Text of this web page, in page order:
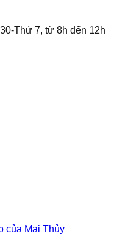
Thứ 7, từ 8h đến 12h
của Mai Thủy